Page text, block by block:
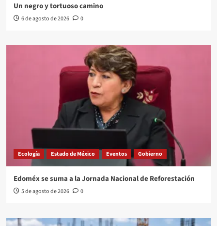
Un negro y tortuoso camino
6 de agosto de 2026 0
Ecología Estado de México Eventos Gobierno
Edoméx se suma a la Jornada Nacional de Reforestación
5 de agosto de 2026 0